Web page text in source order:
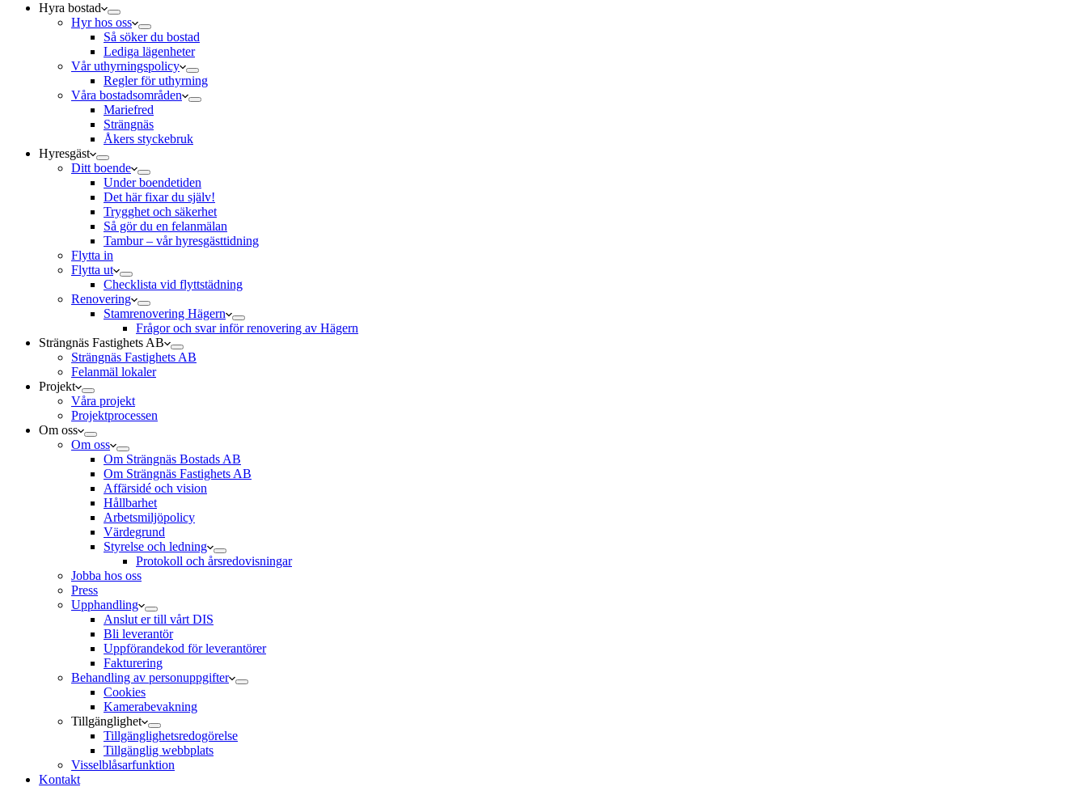
Hyra bostad
Hyr hos oss
Så söker du bostad
Lediga lägenheter
Vår uthyrningspolicy
Regler för uthyrning
Våra bostadsområden
Mariefred
Strängnäs
Åkers styckebruk
Hyresgäst
Ditt boende
Under boendetiden
Det här fixar du själv!
Trygghet och säkerhet
Så gör du en felanmälan
Tambur – vår hyresgästtidning
Flytta in
Flytta ut
Checklista vid flyttstädning
Renovering
Stamrenovering Hägern
Frågor och svar inför renovering av Hägern
Strängnäs Fastighets AB
Strängnäs Fastighets AB
Felanmäl lokaler
Projekt
Våra projekt
Projektprocessen
Om oss
Om oss
Om Strängnäs Bostads AB
Om Strängnäs Fastighets AB
Affärsidé och vision
Hållbarhet
Arbetsmiljöpolicy
Värdegrund
Styrelse och ledning
Protokoll och årsredovisningar
Jobba hos oss
Press
Upphandling
Anslut er till vårt DIS
Bli leverantör
Uppförandekod för leverantörer
Fakturering
Behandling av personuppgifter
Cookies
Kamerabevakning
Tillgänglighet
Tillgänglighetsredogörelse
Tillgänglig webbplats
Visselblåsarfunktion
Kontakt